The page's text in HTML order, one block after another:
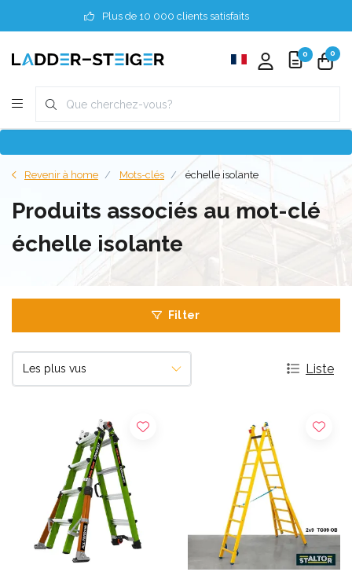
Plus de 10 000 clients satisfaits
0 0
Revenir à home Mots-clés échelle isolante
Produits associés au mot-clé
échelle isolante
Filter
Liste